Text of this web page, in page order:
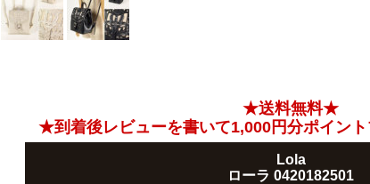
★送料無料★
★到着後レビューを書いて1,000円分ポイン
Lola
ローラ 0420182501